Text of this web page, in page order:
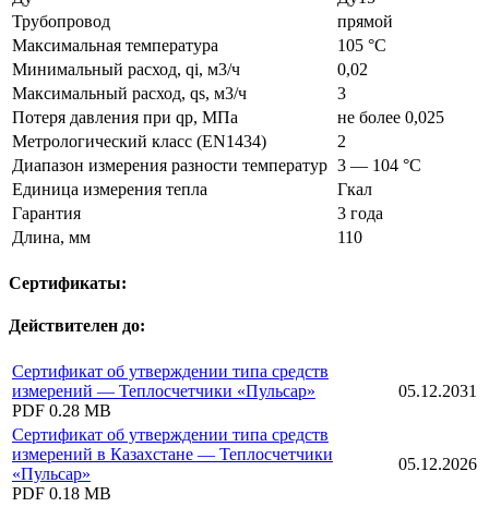
Трубопровод
прямой
Максимальная температура
105 °C
Минимальный расход, qi, м3/ч
0,02
Максимальный расход, qs, м3/ч
3
Потеря давления при qp, МПа
не более 0,025
Метрологический класс (EN1434)
2
Диапазон измерения разности температур 3 — 104 °C
Единица измерения тепла
Гкал
Гарантия
3 года
Длина, мм
110
Сертификаты:
Действителен до:
Сертификат об утверждении типа средств
измерений — Теплосчетчики «Пульсар»
PDF 0.28 MB
05.12.2031
Сертификат об утверждении типа средств
измерений в Казахстане — Теплосчетчики
«Пульсар»
PDF 0.18 MB
05.12.2026